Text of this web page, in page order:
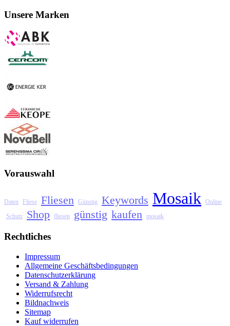
Unsere Marken
Vorauswahl
Daten Fliese Fliesen Günstig Keywords Mosaik
Online
Schutz
Shop fliesen günstig kaufen mosaik
Rechtliches
Impressum
Allgemeine Geschäftsbedingungen
Datenschutzerklärung
Versand & Zahlung
Widerrufsrecht
Bildnachweis
Sitemap
Kauf widerrufen